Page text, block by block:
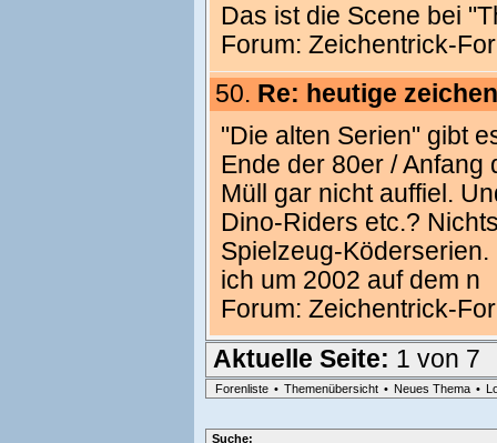
Das ist die Scene bei
Forum: Zeichentrick-
50. Re: heutige
"Die alten Serien" gibt
Ende der 80er /
Müll gar nicht auffiel.
Dino-Riders etc.?
Spielzeug-
ich um 2002 auf dem n
Forum: Zeichentrick-
Aktuelle Seite: 1 von 7
Forenliste • Themenübersicht • Neues Thema •
Suche: